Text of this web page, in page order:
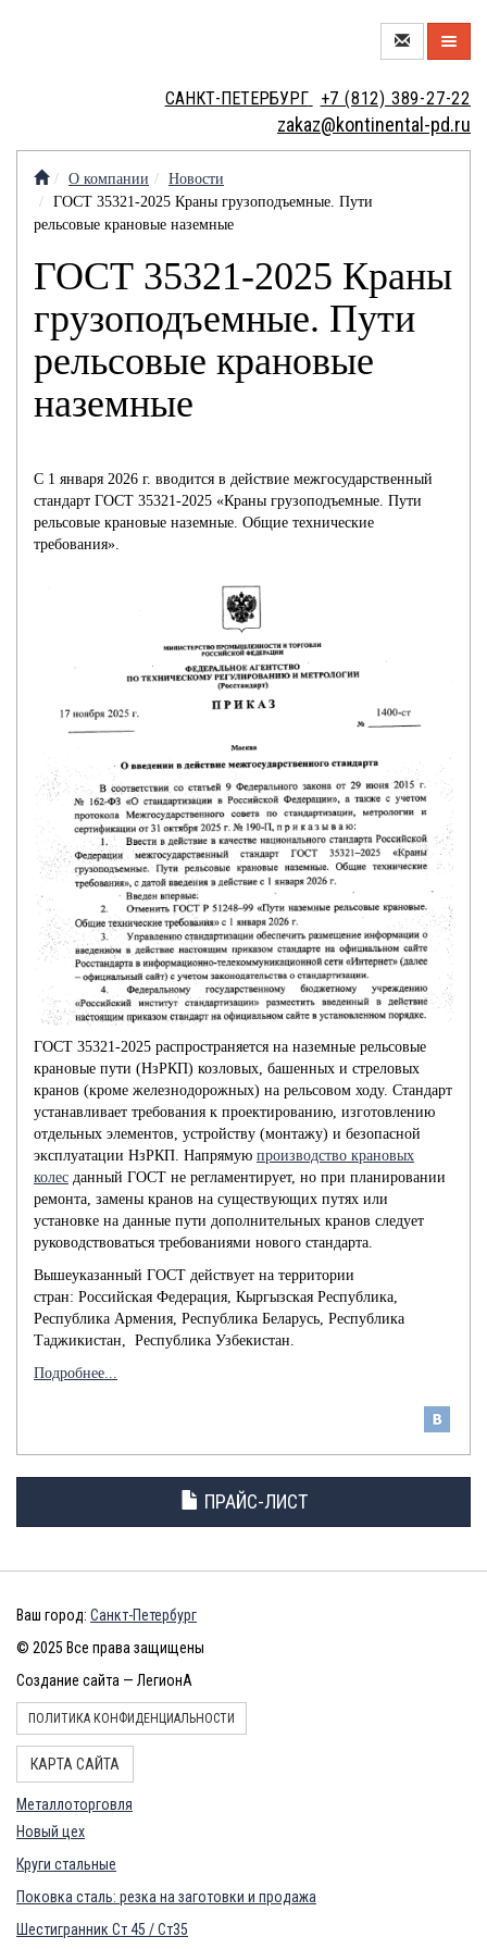
САНКТ-ПЕТЕРБУРГ +7 (812) 389-27-22
zakaz@kontinental-pd.ru
НОВЫЙ
ЦЕХ
МЕТАЛЛОТОРГОВЛЯ
МЕТАЛЛОИЗДЕЛИЯ
КРАНОВЫЕ
КОЛЕСА
ВАКАНСИИ
О компании
Новости
ГОСТ 35321-2025 Краны грузоподъемные. Пути
рельсовые крановые наземные
ГОСТ 35321-2025 Краны
грузоподъемные. Пути
рельсовые крановые
наземные
С 1 января 2026 г. вводится в действие межгосударственный
стандарт ГОСТ 35321-2025 «Краны грузоподъемные. Пути
рельсовые крановые наземные. Общие технические
требования».
ГОСТ 35321-2025 распространяется на наземные рельсовые
крановые пути (НзРКП) козловых, башенных и стреловых
кранов (кроме железнодорожных) на рельсовом ходу. Стандарт
устанавливает требования к проектированию, изготовлению
отдельных элементов, устройству (монтажу) и безопасной
эксплуатации НзРКП. Напрямую производство крановых
колес данный ГОСТ не регламентирует, но при планировании
ремонта, замены кранов на существующих путях или
установке на данные пути дополнительных кранов следует
руководствоваться требованиями нового стандарта.
Вышеуказанный ГОСТ действует на территории
стран: Российская Федерация, Кыргызская Республика,
Республика Армения, Республика Беларусь, Республика
Таджикистан, Республика Узбекистан.
Подробнее...
ПРАЙС-ЛИСТ
Ваш город: Санкт-Петербург
© 2025 Все права защищены
Создание сайта — ЛегионА
ПОЛИТИКА КОНФИДЕНЦИАЛЬНОСТИ
КАРТА САЙТА
Металлоторговля
Новый цех
Круги стальные
Поковка сталь: резка на заготовки и продажа
Шестигранник Ст 45 / Ст35